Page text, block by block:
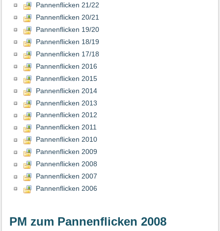
Pannenflicken 21/22
Pannenflicken 20/21
Pannenflicken 19/20
Pannenflicken 18/19
Pannenflicken 17/18
Pannenflicken 2016
Pannenflicken 2015
Pannenflicken 2014
Pannenflicken 2013
Pannenflicken 2012
Pannenflicken 2011
Pannenflicken 2010
Pannenflicken 2009
Pannenflicken 2008
Pannenflicken 2007
Pannenflicken 2006
PM zum Pannenflicken 2008